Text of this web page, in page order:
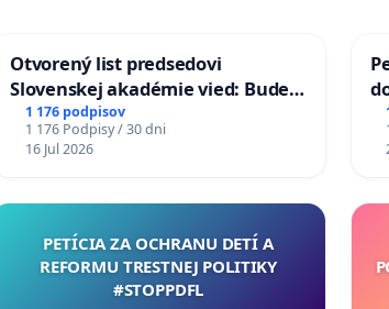
Otvorený list predsedovi
Slovenskej akadémie vied: Bude
mať Vízia Slovenska 2040 mravnú
chrbticu?
1 176 podpisov
1 176 Podpisy / 30 dni
16 Jul 2026
PETÍCIA ZA OCHRANU DETÍ A
REFORMU TRESTNEJ POLITIKY
#STOPPDFL